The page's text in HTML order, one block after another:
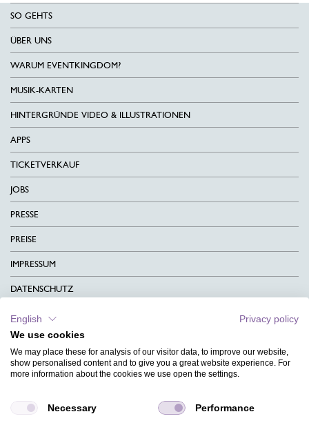
SO GEHTS
ÜBER UNS
WARUM EVENTKINGDOM?
MUSIK-KARTEN
HINTERGRÜNDE VIDEO & ILLUSTRATIONEN
APPS
TICKETVERKAUF
JOBS
PRESSE
PREISE
IMPRESSUM
DATENSCHUTZ
KONTAKT
AGB
CHARITY
MAGAZIN
English
Privacy policy
We use cookies
We may place these for analysis of our visitor data, to improve our website,
show personalised content and to give you a great website experience. For
more information about the cookies we use open the settings.
Necessary Performance